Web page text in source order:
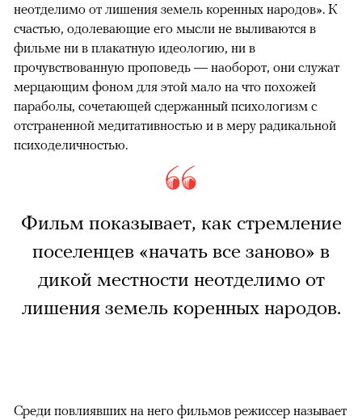
неотделимо от лишения земель коренных народов». К
счастью, одолевающие его мысли не выливаются в
фильме ни в плакатную идеологию, ни в
прочувствованную проповедь — наоборот, они служат
мерцающим фоном для этой мало на что похожей
параболы, сочетающей сдержанный психологизм с
отстраненной медитативностью и в меру радикальной
психоделичностью.
Фильм показывает, как стремление
поселенцев «начать все заново» в
дикой местности неотделимо от
лишения земель коренных народов.
Среди повлиявших на него фильмов режиссер называет